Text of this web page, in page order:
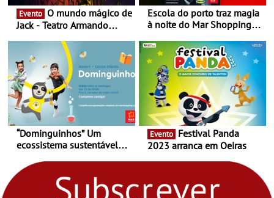
Evento
Jack - Teatro Armando
Escola do porto traz magia
à noite do Mar Shopping
29 de abril, às 21h00
“Dominguinhos” Um
ecossistema sustentável
fores - Atelier de Educação
Ambiental nos
“Dominguinhos” de 23 de
Evento
2023 arranca em Oeiras